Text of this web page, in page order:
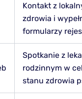
Kontakt z
zdrowia i
formularzy
Spotkanie z
rodzinnym w
stanu zdrowia